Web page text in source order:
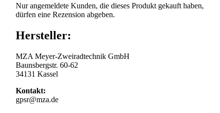
Nur angemeldete Kunden, die dieses Produkt gekauft haben,
dürfen eine Rezension abgeben.
Hersteller:
MZA Meyer-Zweiradtechnik GmbH
Baunsbergstr. 60-62
34131 Kassel
Kontakt:
gpsr@mza.de